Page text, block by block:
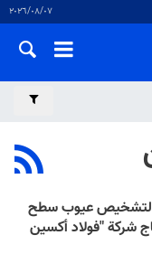
٠٧‏/٠٨‏/٢٠٢٦
لتشخيص عيوب سطح
شركة "فولاد أكسین